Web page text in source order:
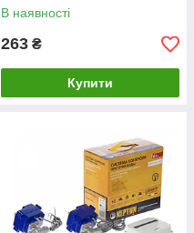
В наявності
263 ₴
Купити